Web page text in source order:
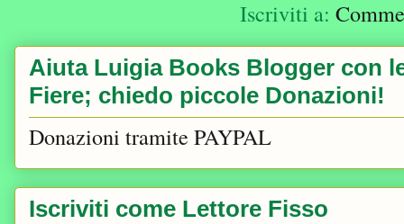
Iscriviti a:
Aiuta Luigia Books Blogger con
Fiere; chiedo piccole Donazioni!
Donazioni tramite PAYPAL
Iscriviti come Lettore Fisso